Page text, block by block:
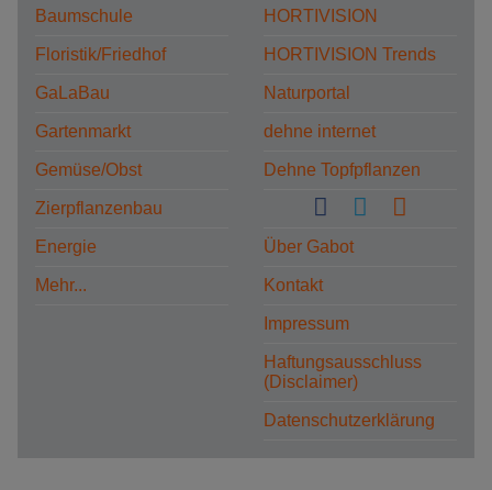
Baumschule
Floristik/Friedhof
GaLaBau
Gartenmarkt
Gemüse/Obst
Zierpflanzenbau
Energie
Mehr...
HORTIVISION
HORTIVISION Trends
Naturportal
dehne internet
Dehne Topfpflanzen
Über Gabot
Kontakt
Impressum
Haftungsausschluss
(Disclaimer)
Datenschutzerklärung